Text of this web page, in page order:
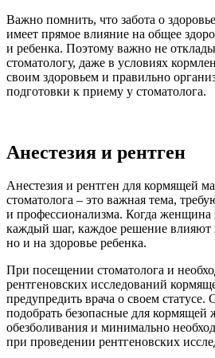
Важно помнить, что забота о
имеет прямое влияние на общее
и ребенка. Поэтому важно не
стоматологу, даже в условиях
своим здоровьем и правильно
подготовки к приему у стоматолога.
Анестезия и рентген
Анестезия и рентген для кормящей
стоматолога – это важная тема,
и профессионализма. Когда
каждый шаг, каждое решение влияют
но и на здоровье ребенка.
При посещении стоматолога и
рентгеновских исследований
предупредить врача о своем
подобрать безопасные для
обезболивания и минимально
при проведении рентгеновских